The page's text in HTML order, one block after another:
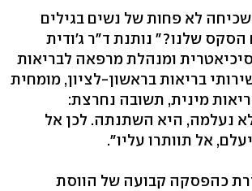
לא פחות של נשים בגילים
הללו, "לאן נעלם הסקס שלנו‭"?‬ נותנת ד"ר ג'ודית
ומנהלת מרפאה לבריאות
בריאות בראשון-לציון, מומחית
מינית, תשובה נחרצת:
נעלמה, היא השתנתה. לכן אל
אל תוותרו עליו‭."‬
כהפסקה קבועה של הווסת